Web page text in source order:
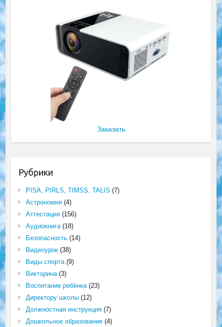
Заказать
Рубрики
PISA, PIRLS, TIMSS, TALIS (7)
Астрономия(4)
Аттестация(156)
Аудиокнига(18)
Безопасность(14)
Видеоурок(38)
Виды спорта(9)
Викторина(3)
Воспитание ребёнка(23)
Директору школы(12)
Должностная инструкция(7)
Дошкольное образование(4)